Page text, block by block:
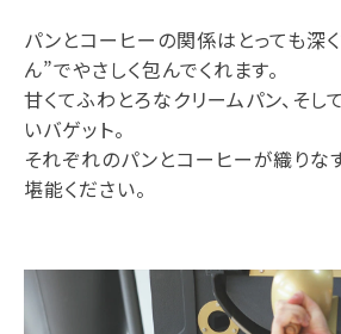
パンとコーヒーの関係はとっても深
ん”でやさしく包んでくれます。
甘くてふわとろなクリームパン、そ
いバゲット。
それぞれのパンとコーヒーが織りな
堪能ください。